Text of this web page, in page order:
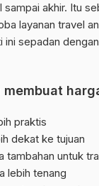
sampai akhir. Itu
layanan travel
sepadan
membuat
praktis
dekat ke tujuan
tambahan untuk
lebih tenang